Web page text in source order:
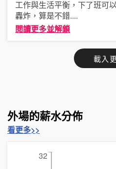
工作與生活平衡，下了班可
轟炸，算是不錯....
閱讀更多並解鎖
載入
外場的薪水分佈
看更多>>
32